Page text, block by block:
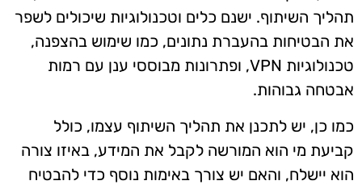
תהליך השיתוף. ישנם כלים וטכנולוגיות שיכולים לשפר
את הבטיחות בהעברת נתונים, כמו שימוש בהצפנה,
טכנולוגיות VPN, ופתרונות מבוססי ענן עם רמות
אבטחה גבוהות.
כמו כן, יש לתכנן את תהליך השיתוף עצמו, כולל
קביעת מי הוא המורשה לקבל את המידע, באיזו צורה
הוא יישלח, והאם יש צורך באימות נוסף כדי להבטיח